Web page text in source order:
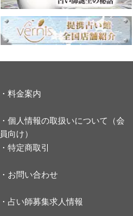
・料金案内
・個人情報の取扱いについて（会
員向け）
・特定商取引
・お問い合わせ
・占い師募集求人情報